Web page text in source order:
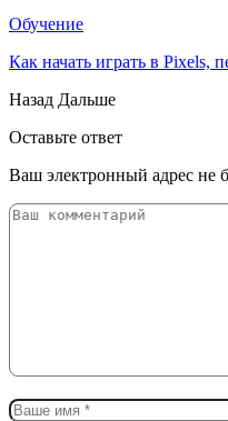
Обучение
Как начать играть в Pixels,
Назад Дальше
Оставьте ответ
Ваш электронный адрес не